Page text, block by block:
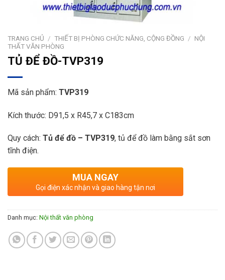
TRANG CHỦ / THIẾT BỊ PHÒNG CHỨC NĂNG, CỘNG ĐỒNG / NỘI
THẤT VĂN PHÒNG
TỦ ĐỂ ĐỒ-TVP319
Mã sản phẩm: TVP319
Kích thước: D91,5 x R45,7 x C183cm
Quy cách: Tủ để đồ – TVP319, tủ để đồ làm bằng sắt sơn
tĩnh điện.
MUA NGAY
Gọi điện xác nhận và giao hàng tận nơi
Danh mục: Nội thất văn phòng